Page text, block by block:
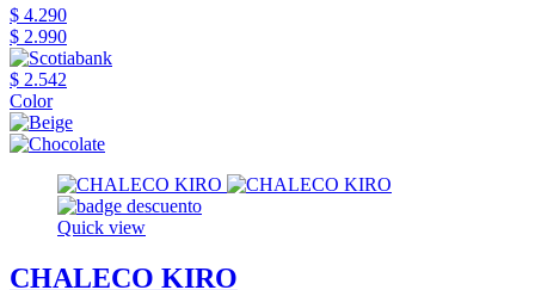
$ 4.290
$ 2.990
$ 2.542
Color
Quick view
CHALECO KIRO